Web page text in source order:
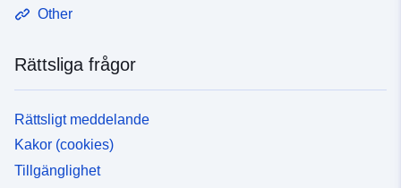
Other
Rättsliga frågor
Rättsligt meddelande
Kakor (cookies)
Tillgänglighet